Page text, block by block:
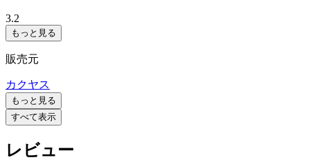
3.2
もっと見る
販売元
カクヤス
もっと見る
すべて表示
レビュー